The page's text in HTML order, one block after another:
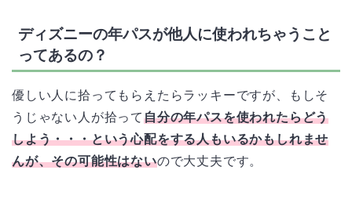
ディズニーの年パスが他人に使われちゃうこと
ってあるの？
優しい人に拾ってもらえたらラッキーですが、もしそ
うじゃない人が拾って自分の年パスを使われたらどう
しよう・・・という心配をする人もいるかもしれませ
んが、その可能性はないので大丈夫です。